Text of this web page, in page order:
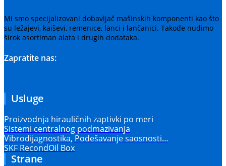
Mi smo specijalizovani dobavljač mašinskih komponenti kao što
su ležajevi, kaiševi, remenice, lanci i lančanici. Takođe nudimo
širok asortiman alata i drugih dodataka.
Zapratite nas:
Usluge
Proizvodnja hirauličnih zaptivki po meri
Sistemi centralnog podmazivanja
Vibrodijagnostika, Podešavanje saosnosti…
SKF RecondOil Box
Strane